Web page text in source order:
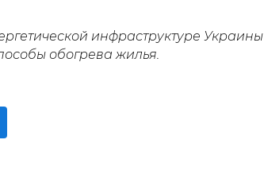
инфраструктуре Украины
обогрева жилья.